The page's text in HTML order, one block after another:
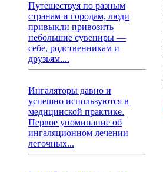
Путешествуя по разным
странам и городам, люди
привыкли привозить
небольшие сувениры —
себе, родственникам и
друзьям....
Ингаляторы давно и
успешно используются в
медицинской практике.
Первое упоминание об
ингаляционном лечении
легочных...